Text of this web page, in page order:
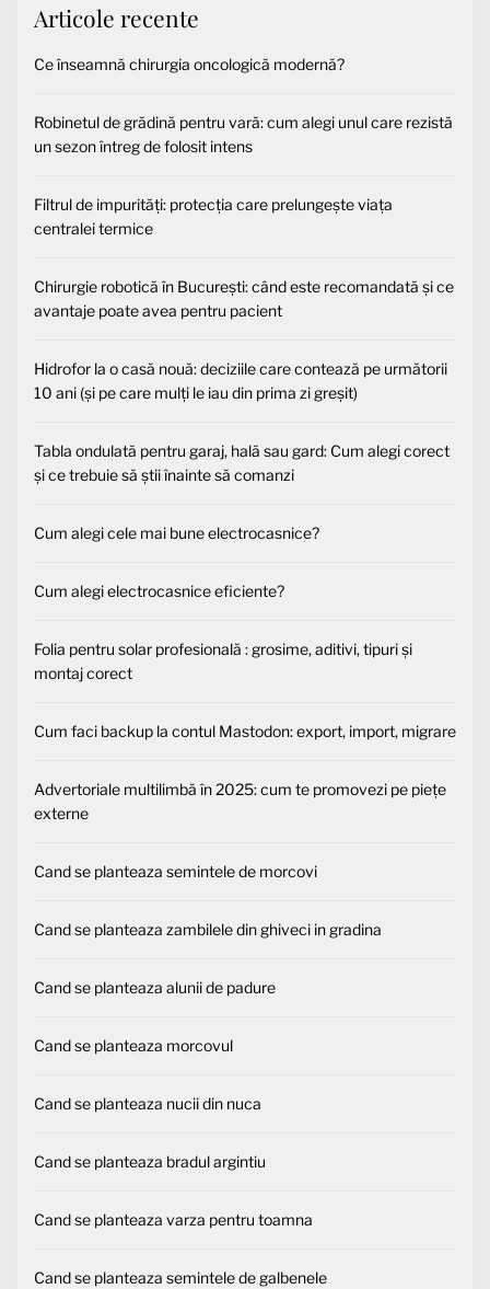
Articole recente
Ce înseamnă chirurgia oncologică modernă?
Robinetul de grădină pentru vară: cum alegi unul care rezistă
un sezon întreg de folosit intens
Filtrul de impurități: protecția care prelungește viața
centralei termice
Chirurgie robotică în București: când este recomandată și ce
avantaje poate avea pentru pacient
Hidrofor la o casă nouă: deciziile care contează pe următorii
10 ani (și pe care mulți le iau din prima zi greșit)
Tabla ondulată pentru garaj, hală sau gard: Cum alegi corect
și ce trebuie să știi înainte să comanzi
Cum alegi cele mai bune electrocasnice?
Cum alegi electrocasnice eficiente?
Folia pentru solar profesională : grosime, aditivi, tipuri și
montaj corect
Cum faci backup la contul Mastodon: export, import, migrare
Advertoriale multilimbă în 2025: cum te promovezi pe piețe
externe
Cand se planteaza semintele de morcovi
Cand se planteaza zambilele din ghiveci in gradina
Cand se planteaza alunii de padure
Cand se planteaza morcovul
Cand se planteaza nucii din nuca
Cand se planteaza bradul argintiu
Cand se planteaza varza pentru toamna
Cand se planteaza semintele de galbenele